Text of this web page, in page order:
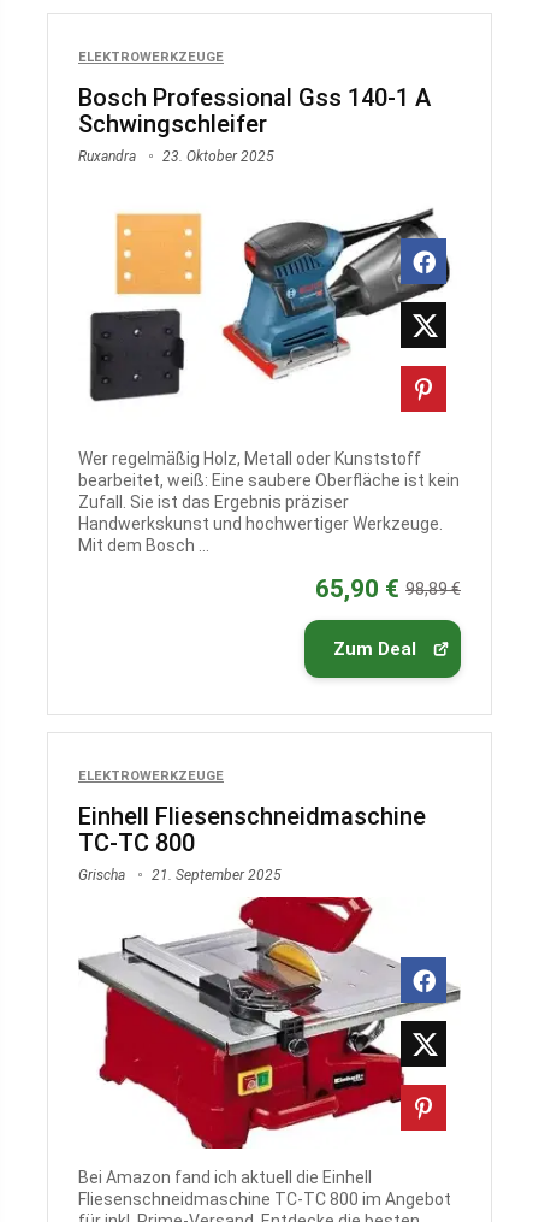
ELEKTROWERKZEUGE
Bosch Professional Gss 140-1 A
Schwingschleifer
Ruxandra 23. Oktober 2025
Wer regelmäßig Holz, Metall oder Kunststoff
bearbeitet, weiß: Eine saubere Oberfläche ist kein
Zufall. Sie ist das Ergebnis präziser
Handwerkskunst und hochwertiger Werkzeuge.
Mit dem Bosch ...
65,90 € 98,89 €
Zum Deal
ELEKTROWERKZEUGE
Einhell Fliesenschneidmaschine
TC-TC 800
Grischa 21. September 2025
Bei Amazon fand ich aktuell die Einhell
Fliesenschneidmaschine TC-TC 800 im Angebot